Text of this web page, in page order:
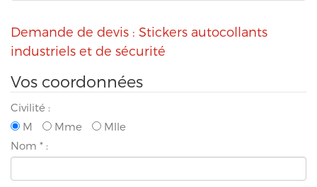
Demande de devis : Stickers autocollants
industriels et de sécurité
Vos coordonnées
Civilité :
M
Mme
Mlle
Nom * :